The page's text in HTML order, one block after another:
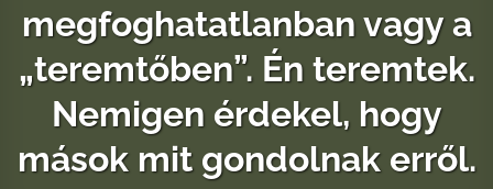
megfoghatatlanban vagy a
„teremtőben”. Én teremtek.
Nemigen érdekel, hogy
mások mit gondolnak erről.